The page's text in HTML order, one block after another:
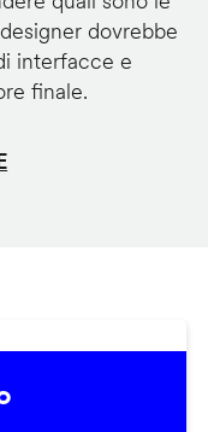
dovrebbe
interfacce e
finale.